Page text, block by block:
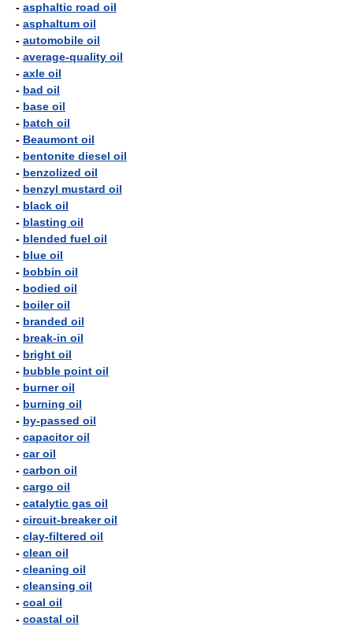
- asphaltic road oil
- asphaltum oil
- automobile oil
- average-quality oil
- axle oil
- bad oil
- base oil
- batch oil
- Beaumont oil
- bentonite diesel oil
- benzolized oil
- benzyl mustard oil
- black oil
- blasting oil
- blended fuel oil
- blue oil
- bobbin oil
- bodied oil
- boiler oil
- branded oil
- break-in oil
- bright oil
- bubble point oil
- burner oil
- burning oil
- by-passed oil
- capacitor oil
- car oil
- carbon oil
- cargo oil
- catalytic gas oil
- circuit-breaker oil
- clay-filtered oil
- clean oil
- cleaning oil
- cleansing oil
- coal oil
- coastal oil